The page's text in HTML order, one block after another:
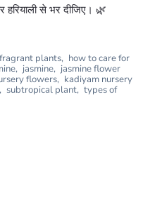
से भर दीजिए। 🌿
fragrant plants, how to care for
, jasmine, jasmine flower
flowers, kadiyam nursery
, subtropical plant, types of